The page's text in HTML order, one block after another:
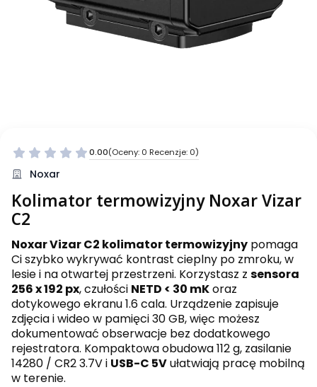
0.00(Oceny: 0 Recenzje: 0)
Noxar
Kolimator termowizyjny Noxar Vizar
C2
Noxar Vizar C2 kolimator termowizyjny pomaga
Ci szybko wykrywać kontrast cieplny po zmroku, w
lesie i na otwartej przestrzeni. Korzystasz z sensora
256 x 192 px, czułości NETD < 30 mKoraz
dotykowego ekranu 1.6 cala. Urządzenie zapisuje
zdjęcia i wideo w pamięci 30 GB, więc możesz
dokumentować obserwacje bez dodatkowego
rejestratora. Kompaktowa obudowa 112 g, zasilanie
14280 / CR2 3.7V i USB-C 5Vułatwiają pracę mobilną
w terenie.